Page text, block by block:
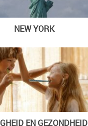
NEW YORK
EN GEZONDHEID